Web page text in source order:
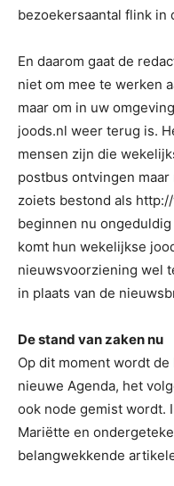
bezoekersaantal flink in
En daarom gaat de
niet om mee te werken
maar om in uw
joods.nl weer terug is.
mensen zijn die
postbus ontvingen
zoiets bestond als
beginnen nu
komt hun wekelijkse
nieuwsvoorziening wel
in plaats van de
De stand van zaken nu
Op dit moment wordt
nieuwe Agenda, het
ook node gemist wordt.
Mariëtte en
belangwekkende